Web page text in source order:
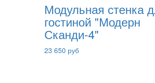
Модульная стенка
гостиной "Модерн
Сканди-4"
23 650 руб